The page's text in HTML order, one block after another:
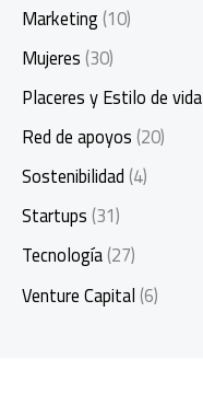
Marketing(10)
Mujeres(30)
Placeres y Estilo de vida
Red de apoyos(20)
Sostenibilidad(4)
Startups(31)
Tecnología(27)
Venture Capital(6)